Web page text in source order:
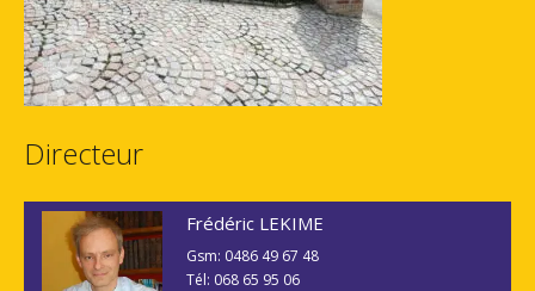
Directeur
Frédéric LEKIME
Gsm: 0486 49 67 48
Tél: 068 65 95 06